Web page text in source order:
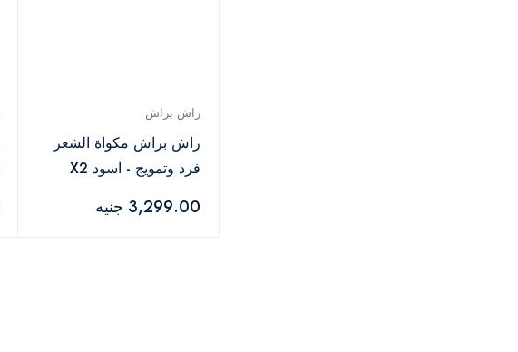
راش براش
راش براش مكواة الشعر
فرد وتمويج - اسود X2
3,299.00 جنيه